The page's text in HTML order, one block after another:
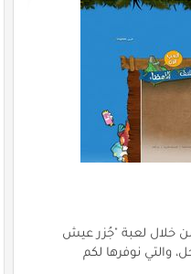
من خلال لعبة "جُزر عيش
والتي نوفرها لكم